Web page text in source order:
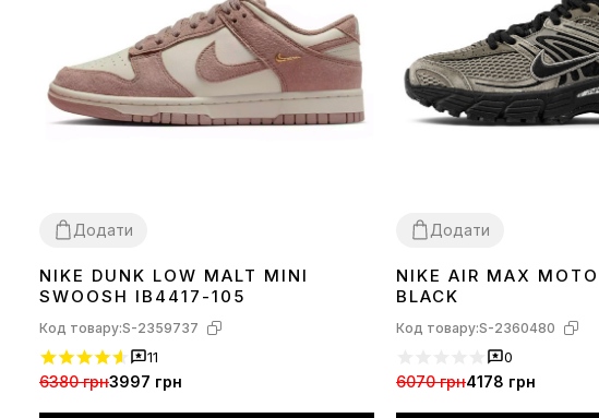
Додати
3637 383940 41
NIKE DUNK LOW MALT MINI
SWOOSH IB4417-105
Код товару:S-2359737
11
6380 грн3997 грн
Додати
4142 43
NIKE AIR MAX
BLACK
Код товару:S-2360480
0
6070 грн4178 грн